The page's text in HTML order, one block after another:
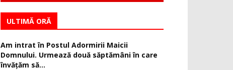
ULTIMĂ ORĂ
Am intrat în Postul Adormirii Maicii
Domnului. Urmează două săptămâni în care
învăţăm să...